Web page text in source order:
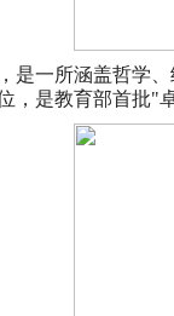
是一所涵盖哲学
，是教育部首批"